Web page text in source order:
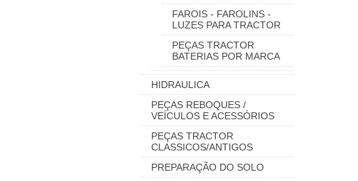
FAROIS - FAROLINS -
LUZES PARA TRACTOR
PEÇAS TRACTOR
BATERIAS POR MARCA
HIDRAULICA
PEÇAS REBOQUES /
VEÍCULOS E ACESSÓRIOS
PEÇAS TRACTOR
CLASSICOS/ANTIGOS
PREPARAÇÃO DO SOLO